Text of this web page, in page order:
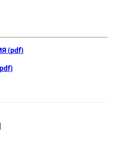
(pdf)